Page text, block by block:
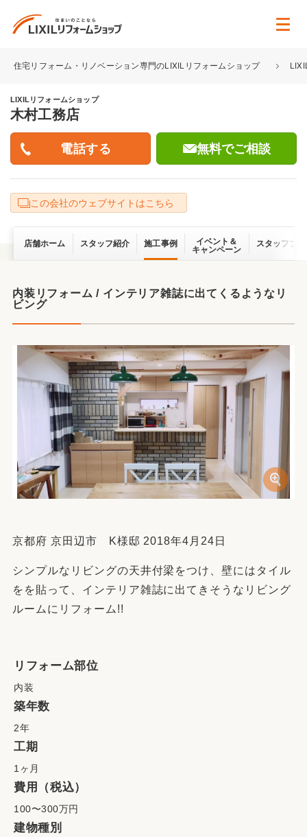
住宅リフォーム・リノベーション専門のLIXILリフォームショップ
LIXILリフォームショップ
木村工務店
無料でご相談
この会社のウェブサイトはこちら
店舗ホーム スタッフ紹介 施工事例
イベント＆
キャンペーン
スタッフブ
内装リフォーム / インテリア雑誌に出てくるようなリ
ビング
京都府 京田辺市 K様邸 2018年4月24日
シンプルなリビングの天井付梁をつけ、壁にはタイル
をを貼って、インテリア雑誌に出てきそうなリビング
ルームにリフォーム!!
リフォーム部位
内装
築年数
2年
工期
1ヶ月
費用（税込）
100〜300万円
建物種別